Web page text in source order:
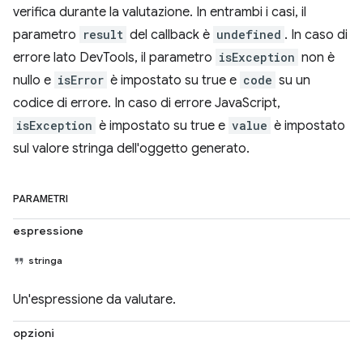
verifica durante la valutazione. In entrambi i casi, il
parametro result del callback è undefined . In caso di
errore lato DevTools, il parametro isException non è
nullo e isError è impostato su true e code su un
codice di errore. In caso di errore JavaScript,
isException è impostato su true e value è impostato
sul valore stringa dell'oggetto generato.
PARAMETRI
espressione
stringa
Un'espressione da valutare.
opzioni